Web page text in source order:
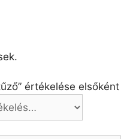
értékelése elsőként